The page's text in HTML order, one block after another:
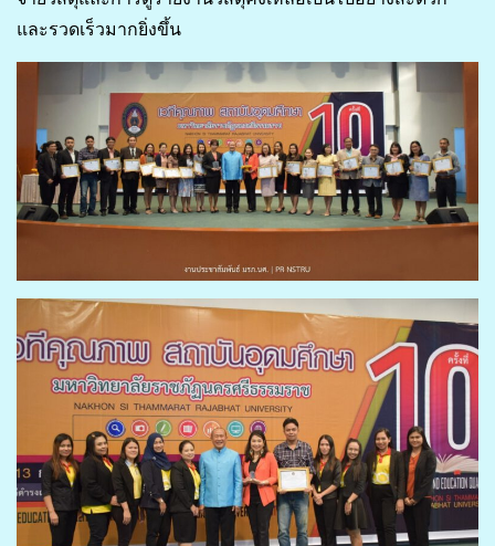
และรวดเร็วมากยิ่งขึ้น